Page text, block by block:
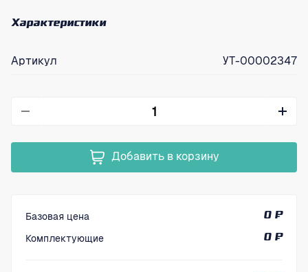
Характеристики
Артикул УТ-00002347
Добавить в корзину
Базовая цена
0 ₽
Комплектующие
0 ₽